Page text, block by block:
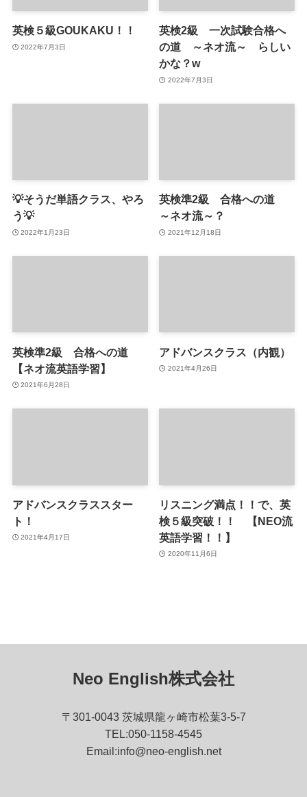
英検５級GOUKAKU！！
2022年7月3日
英検2級 一次試験合格へ
の道 ～ネオ流～ らしい
かな？w
2022年7月3日
💡そうだ単語クラス、やろ
う💡
2022年1月23日
英検準2級 合格への道
～ネオ流～？
2021年12月18日
英検準2級 合格への道
【ネオ流英語学習】
2021年6月28日
アドバンスクラス（内観）
2021年4月26日
アドバンスクラススター
ト！
2021年4月17日
リスニング満点！！で、英
検５級突破！！ 【NEO流
英語学習！！】
2020年11月6日
Neo English株式会社
〒301-0043 茨城県龍ヶ崎市松葉3-5-7
TEL:050-1158-4545
Email:info@neo-english.net